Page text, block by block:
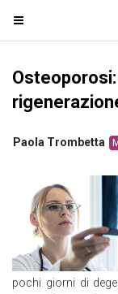
T
o
g
l
n
i
Paola Trombetta
pochi giorni di